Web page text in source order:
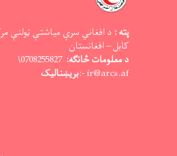
پته : د افغاني سرې میاشتې ټولنې
کابل – افغانستان
د معلومات څانګه: 0708255827\
ir@arcs.af -: بریښنالیک